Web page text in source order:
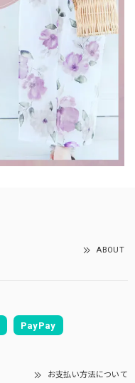
ABOUT
PayPay
お支払い方法について